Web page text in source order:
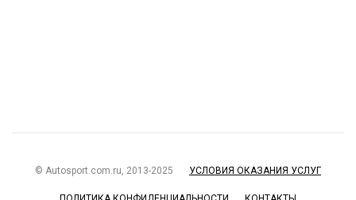
© Autosport.com.ru, 2013-2025 УСЛОВИЯ ОКАЗАНИЯ УСЛУГ